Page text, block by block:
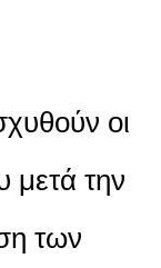
οι
μετά την
των